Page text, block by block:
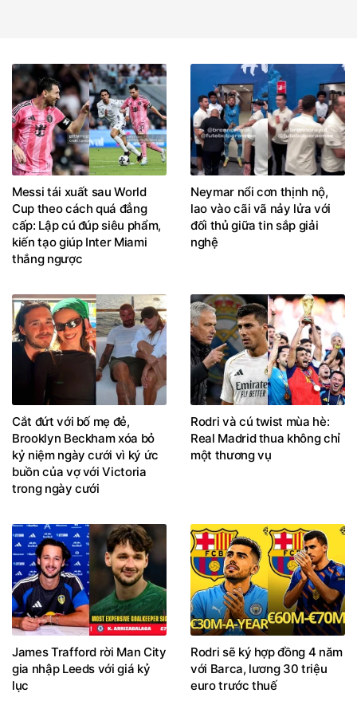
Messi tái xuất sau World
Cup theo cách quá đẳng
cấp: Lập cú đúp siêu phẩm,
kiến tạo giúp Inter Miami
thắng ngược
Neymar nổi cơn thịnh nộ,
lao vào cãi vã nảy lửa với
đối thủ giữa tin sắp giải
nghệ
Cắt đứt với bố mẹ đẻ,
Brooklyn Beckham xóa bỏ
kỷ niệm ngày cưới vì ký ức
buồn của vợ với Victoria
trong ngày cưới
Rodri và cú twist mùa hè:
Real Madrid thua không chỉ
một thương vụ
James Trafford rời Man City
gia nhập Leeds với giá kỷ
lục
Rodri sẽ ký hợp đồng 4 năm
với Barca, lương 30 triệu
euro trước thuế